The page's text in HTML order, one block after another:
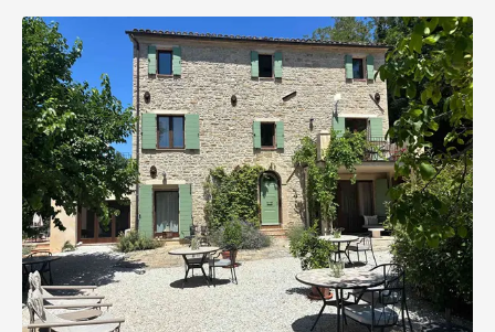
Lees meer over Villa Verdicchio – vakantie vieren &